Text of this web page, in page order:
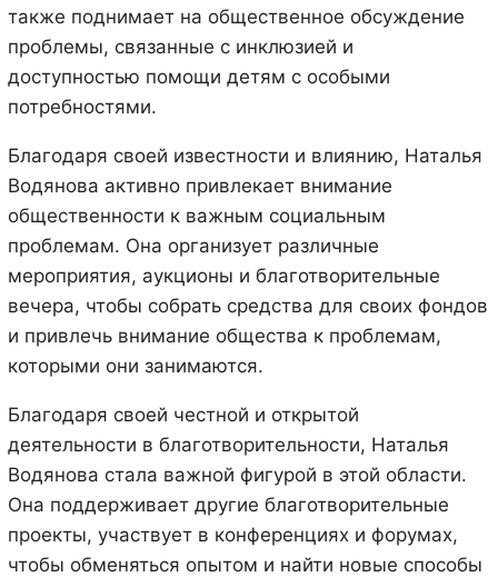
также поднимает на общественное обсуждение
проблемы, связанные с инклюзией и
доступностью помощи детям с особыми
потребностями.
Благодаря своей известности и влиянию, Наталья
Водянова активно привлекает внимание
общественности к важным социальным
проблемам. Она организует различные
мероприятия, аукционы и благотворительные
вечера, чтобы собрать средства для своих фондов
и привлечь внимание общества к проблемам,
которыми они занимаются.
Благодаря своей честной и открытой
деятельности в благотворительности, Наталья
Водянова стала важной фигурой в этой области.
Она поддерживает другие благотворительные
проекты, участвует в конференциях и форумах,
чтобы обменяться опытом и найти новые способы